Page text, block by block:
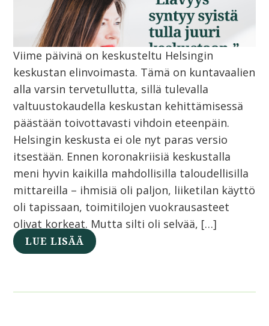
Viime päivinä on keskusteltu Helsingin
keskustan elinvoimasta. Tämä on kuntavaalien
alla varsin tervetullutta, sillä tulevalla
valtuustokaudella keskustan kehittämisessä
päästään toivottavasti vihdoin eteenpäin.
Helsingin keskusta ei ole nyt paras versio
itsestään. Ennen koronakriisiä keskustalla
meni hyvin kaikilla mahdollisilla taloudellisilla
mittareilla – ihmisiä oli paljon, liiketilan käyttö
oli tapissaan, toimitilojen vuokrausasteet
olivat korkeat. Mutta silti oli selvää, […]
LUE LISÄÄ